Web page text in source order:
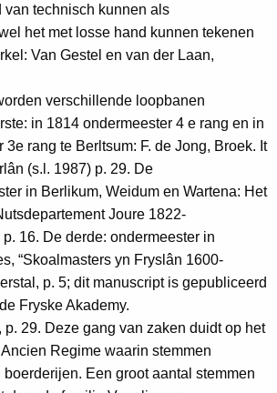
van technisch kunnen als
het met losse hand kunnen tekenen
Van Gestel en van der Laan,
verschillende loopbanen
in 1814 ondermeester 4 e rang en in
3e rang te Berltsum: F. de Jong, Broek. It
(s.l. 1987) p. 29. De
in Berlikum, Weidum en Wartena: Het
Joure 1822-
16. De derde: ondermeester in
“Skoalmasters yn Fryslân 1600-
p. 5; dit manuscript is gepubliceerd
Fryske Akademy.
p. 29. Deze gang van zaken duidt op het
Regime waarin stemmen
Een groot aantal stemmen